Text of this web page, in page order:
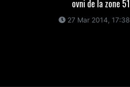
ovni de la zone 51
27 Mar 2014, 17:38